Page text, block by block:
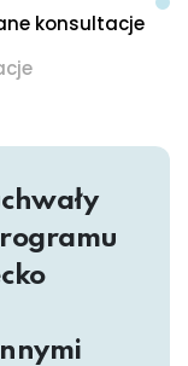
konsultacje